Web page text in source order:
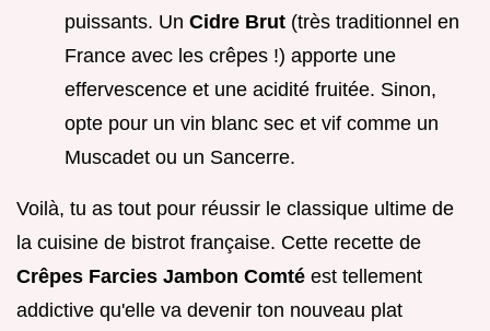
puissants. Un Cidre Brut (très traditionnel en
France avec les crêpes !) apporte une
effervescence et une acidité fruitée. Sinon,
opte pour un vin blanc sec et vif comme un
Muscadet ou un Sancerre.
Voilà, tu as tout pour réussir le classique ultime de
la cuisine de bistrot française. Cette recette de
Crêpes Farcies Jambon Comté est tellement
addictive qu'elle va devenir ton nouveau plat